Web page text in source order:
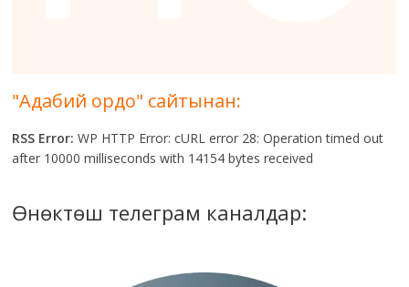
"Адабий ордо" сайтынан:
RSS Error: WP HTTP Error: cURL error 28: Operation timed out
after 10000 milliseconds with 14154 bytes received
Өнөктөш телеграм каналдар: